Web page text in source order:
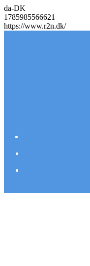
da-DK
1785985566621
https://www.r2n.dk/